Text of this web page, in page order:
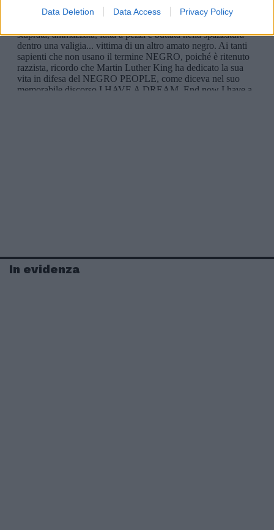
Data Deletion Data Access Privacy Policy
In evidenza